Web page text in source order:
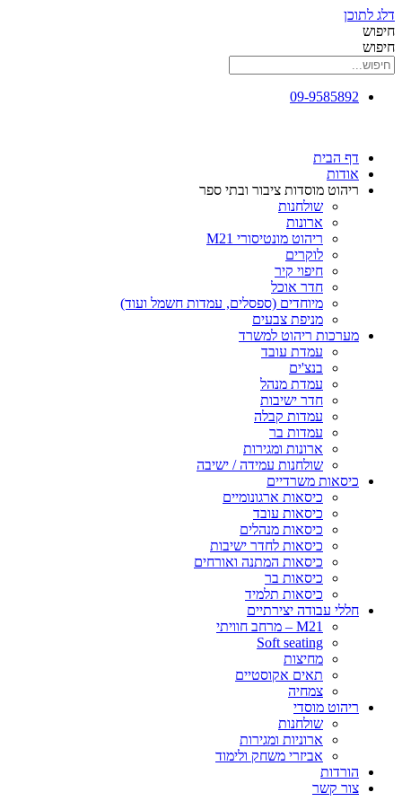
דלג לתוכן
חיפוש
חיפוש
09-9585892
דף הבית
אודות
ריהוט מוסדות ציבור ובתי ספר
שולחנות
ארונות
ריהוט מונטיסורי M21
לוקרים
חיפוי קיר
חדר אוכל
מיוחדים (ספסלים, עמדות חשמל ועוד)
מניפת צבעים
מערכות ריהוט למשרד
עמדת עובד
בנצ'ים
עמדת מנהל
חדר ישיבות
עמדות קבלה
עמדות בר
ארונות ומגירות
שולחנות עמידה / ישיבה
כיסאות משרדיים
כיסאות ארגונומיים
כיסאות עובד
כיסאות מנהלים
כיסאות לחדר ישיבות
כיסאות המתנה ואורחים
כיסאות בר
כיסאות תלמיד
חללי עבודה יצירתיים
M21 – מרחב חוויתי
Soft seating
מחיצות
תאים אקוסטיים
צמחיה
ריהוט מוסדי
שולחנות
ארוניות ומגירות
אביזרי משחק ולימוד
הורדות
צור קשר